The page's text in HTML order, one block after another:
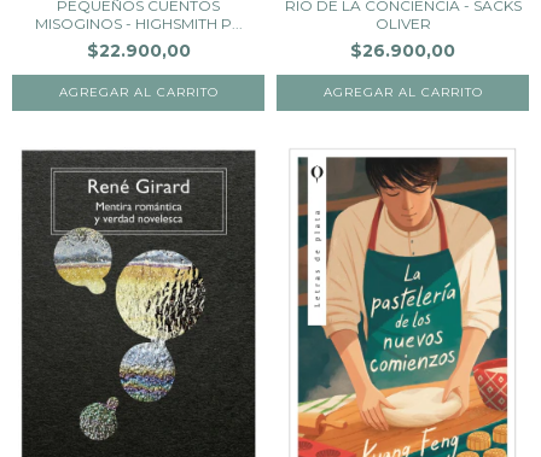
PEQUEÑOS CUENTOS
MISOGINOS - HIGHSMITH P...
$22.900,00
RIO DE LA CONCIENCIA - SACKS
OLIVER
$26.900,00